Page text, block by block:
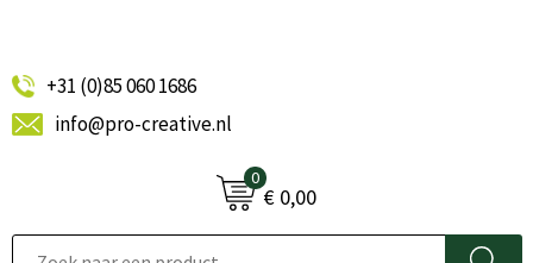
+31 (0)85 060 1686
info@pro-creative.nl
0
€ 0,00